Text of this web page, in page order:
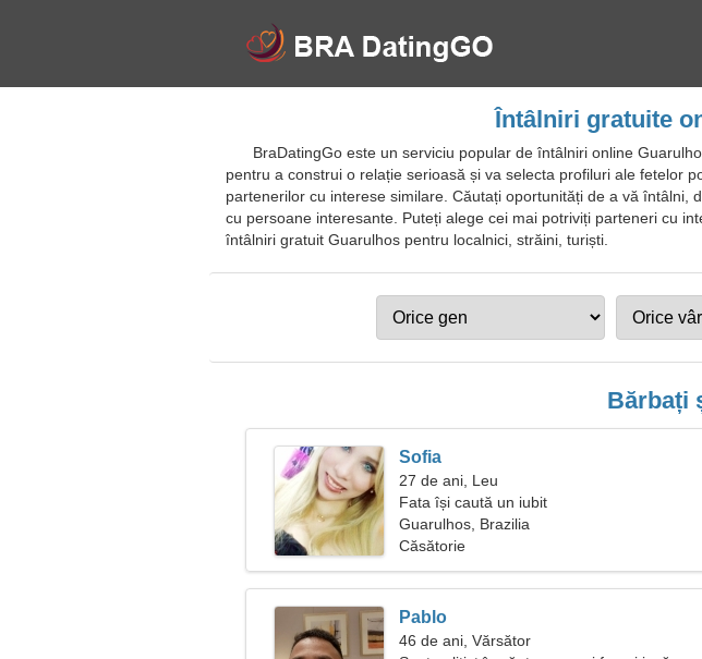
Întâlniri gratuite
BraDatingGo este un serviciu popular de întâlniri online
pentru a construi o relație serioasă și va selecta profiluri ale fetelor
partenerilor cu interese similare. Căutați oportunități de a vă
cu persoane interesante. Puteți alege cei mai potriviți parteneri cu
întâlniri gratuit Guarulhos pentru localnici, străini, turiști.
Bărbați
Sofia
27 de ani, Leu
Fata își caută un iubit
Guarulhos, Brazilia
Căsătorie
Pablo
46 de ani, Vărsător